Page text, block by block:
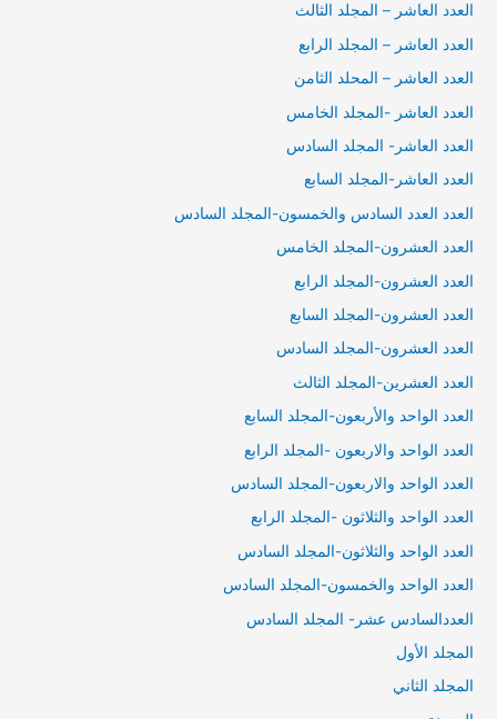
العدد العاشر – المجلد الثالث
العدد العاشر – المجلد الرابع
العدد العاشر – المحلد الثامن
العدد العاشر -المجلد الخامس
العدد العاشر- المجلد السادس
العدد العاشر-المجلد السابع
العدد العدد السادس والخمسون-المجلد السادس
العدد العشرون-المجلد الخامس
العدد العشرون-المجلد الرابع
العدد العشرون-المجلد السابع
العدد العشرون-المجلد السادس
العدد العشرين-المجلد الثالث
العدد الواحد والأربعون-المجلد السابع
العدد الواحد والاربعون -المجلد الرابع
العدد الواحد والاربعون-المجلد السادس
العدد الواحد والثلاثون -المجلد الرابع
العدد الواحد والثلاثون-المجلد السادس
العدد الواحد والخمسون-المجلد السادس
العددالسادس عشر- المجلد السادس
المجلد الأول
المجلد الثاني